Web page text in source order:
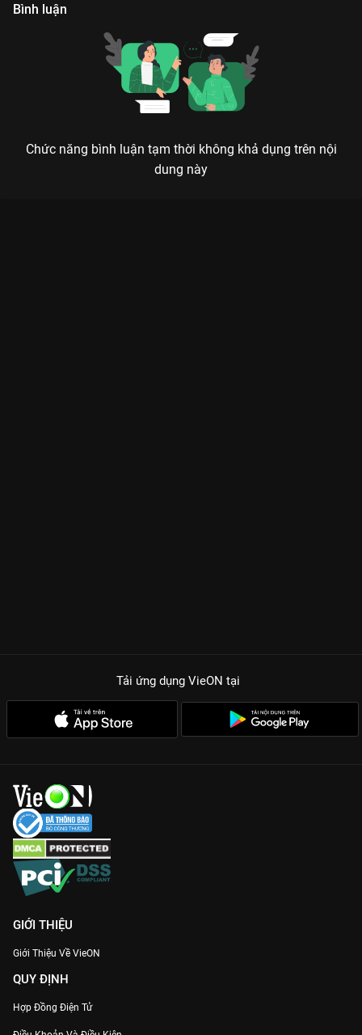
Bình luận
Chức năng bình luận tạm thời không khả dụng trên nội
dung này
Tải ứng dụng VieON tại
GIỚI THIỆU
Giới Thiệu Về VieON
QUY ĐỊNH
Hợp Đồng Điện Tử